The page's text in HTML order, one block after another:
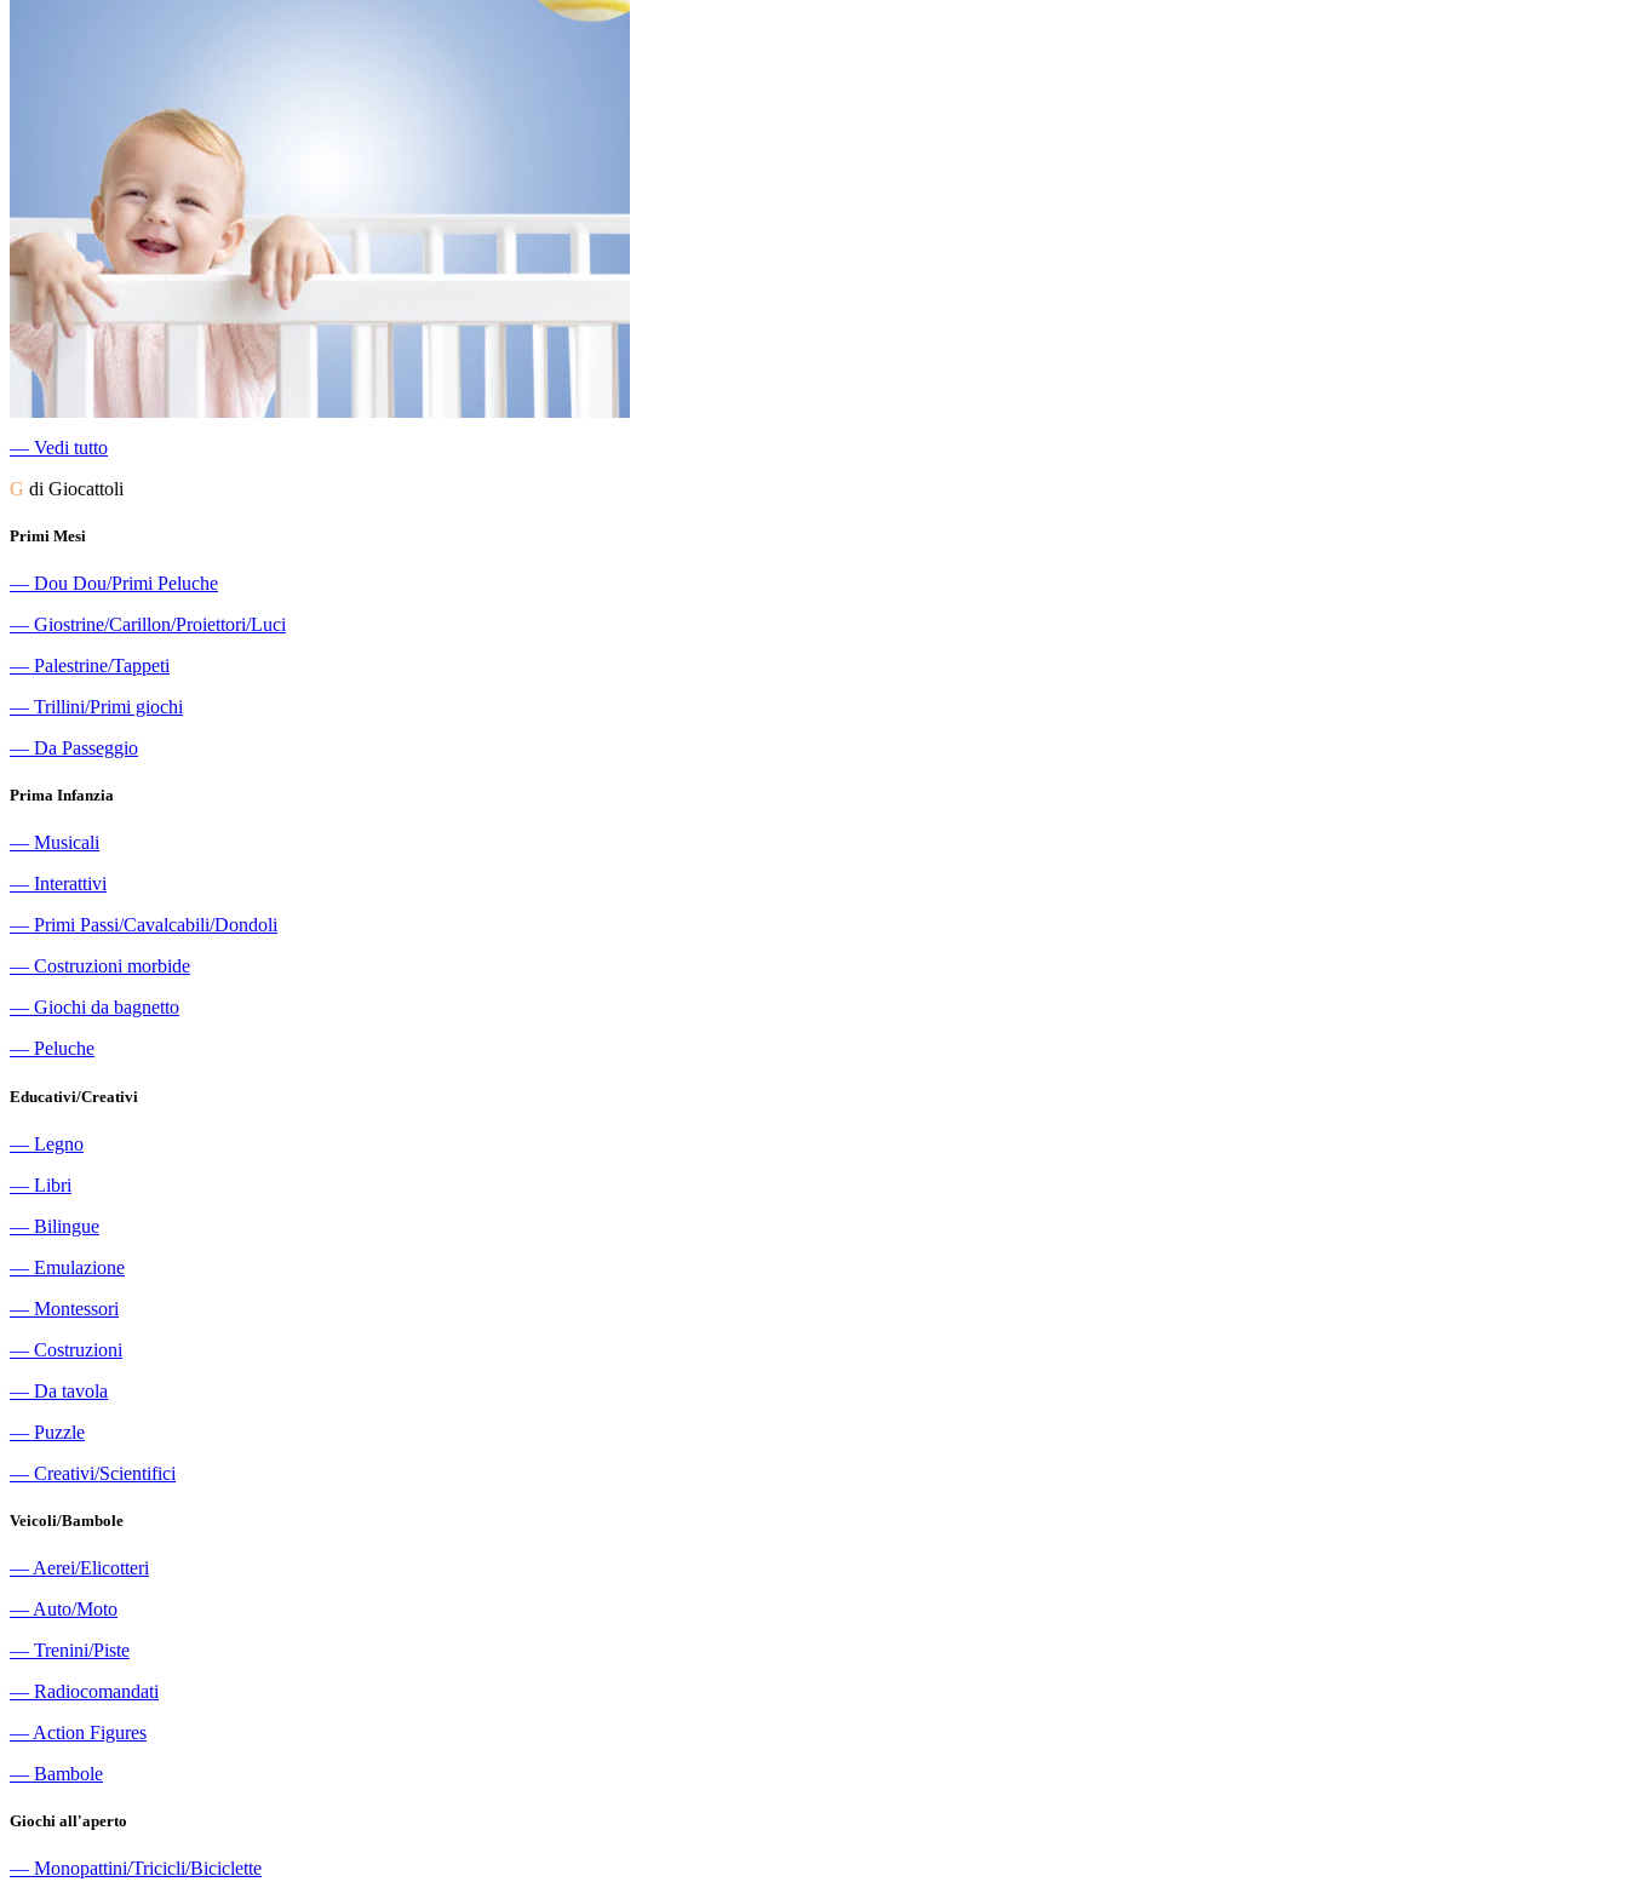
― Vedi tutto
G di Giocattoli
Primi Mesi
― Dou Dou/Primi Peluche
― Giostrine/Carillon/Proiettori/Luci
― Palestrine/Tappeti
― Trillini/Primi giochi
― Da Passeggio
Prima Infanzia
― Musicali
― Interattivi
― Primi Passi/Cavalcabili/Dondoli
― Costruzioni morbide
― Giochi da bagnetto
― Peluche
Educativi/Creativi
― Legno
― Libri
― Bilingue
― Emulazione
― Montessori
― Costruzioni
― Da tavola
― Puzzle
― Creativi/Scientifici
Veicoli/Bambole
― Aerei/Elicotteri
― Auto/Moto
― Trenini/Piste
― Radiocomandati
― Action Figures
― Bambole
Giochi all'aperto
― Monopattini/Tricicli/Biciclette